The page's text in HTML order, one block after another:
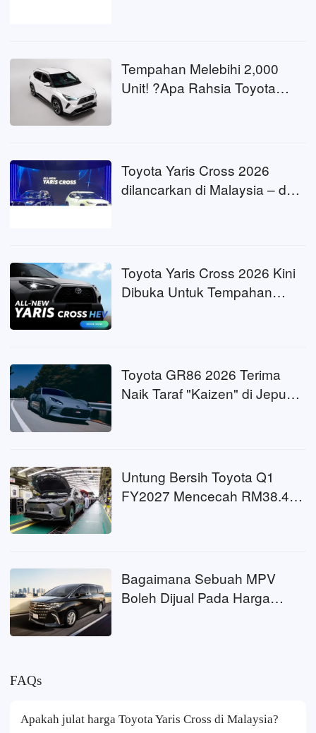
Tempahan Melebihi 2,000
Unit! ?Apa Rahsia Toyota
Toyota Yaris Cross 2026
dilancarkan di Malaysia – dari
Toyota Yaris Cross 2026 Kini
Dibuka Untuk Tempahan
Toyota GR86 2026 Terima
Naik Taraf "Kaizen" di Jepun:
Untung Bersih Toyota Q1
FY2027 Mencecah RM38.4
Kereta Terbesar China?
Bagaimana Sebuah MPV
Boleh Dijual Pada Harga
FAQs
Apakah julat harga Toyota Yaris Cross di Malaysia?